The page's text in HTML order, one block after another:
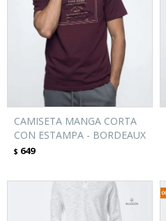
CAMISETA MANGA CORTA
CON ESTAMPA - BORDEAUX
$ 649